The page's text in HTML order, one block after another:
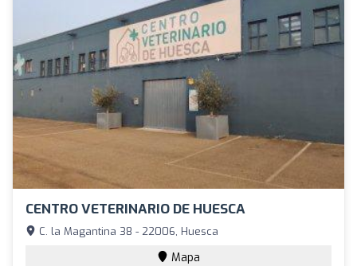
CENTRO VETERINARIO DE HUESCA
C. la Magantina 38 - 22006, Huesca
Mapa